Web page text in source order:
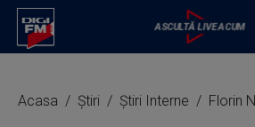
Acasa Știri Știri Interne Florin Negruțiu, radiografie dură la